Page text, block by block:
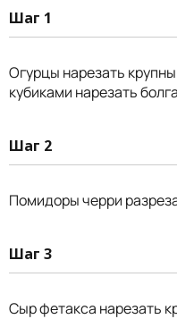
Шаг 1
Огурцы нарезать
кубиками нарезать
Шаг 2
Помидоры черри
Шаг 3
Сыр фетакса нарезать